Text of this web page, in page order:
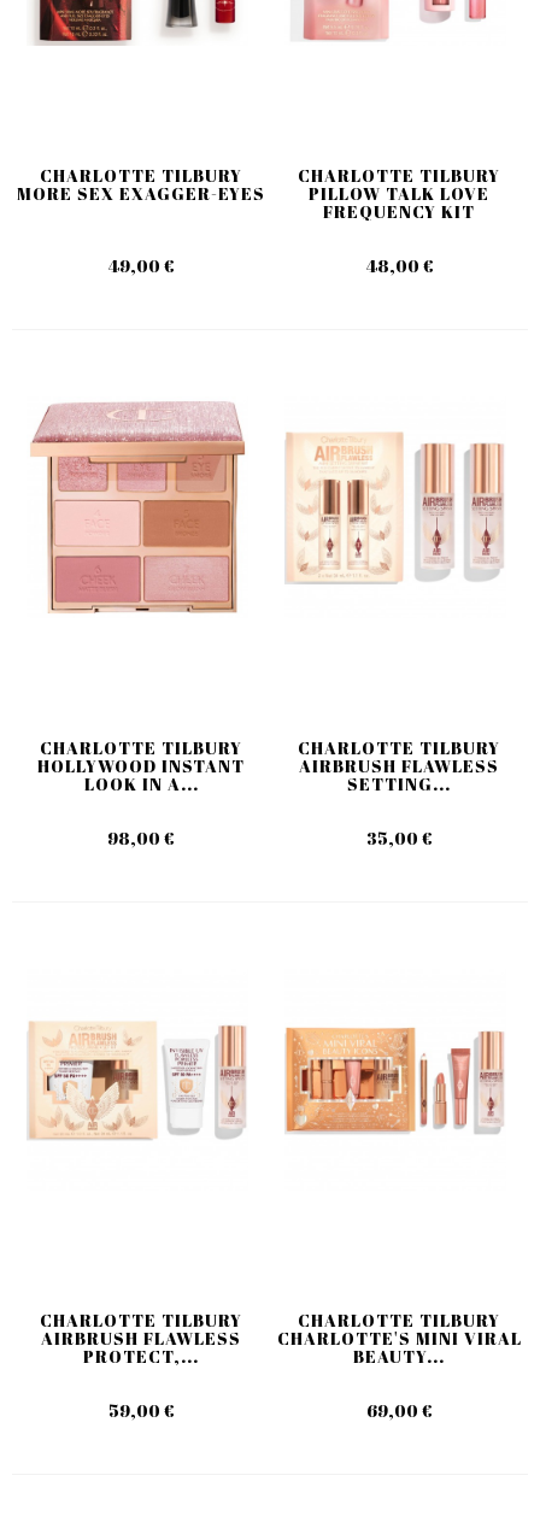
CHARLOTTE TILBURY
MORE SEX EXAGGER-EYES
49,00 €
CHARLOTTE TILBURY
PILLOW TALK LOVE
FREQUENCY KIT
48,00 €
CHARLOTTE TILBURY
HOLLYWOOD INSTANT
LOOK IN A...
98,00 €
CHARLOTTE TILBURY
AIRBRUSH FLAWLESS
SETTING...
35,00 €
CHARLOTTE TILBURY
AIRBRUSH FLAWLESS
PROTECT,...
59,00 €
CHARLOTTE TILBURY
CHARLOTTE'S MINI VIRAL
BEAUTY...
69,00 €